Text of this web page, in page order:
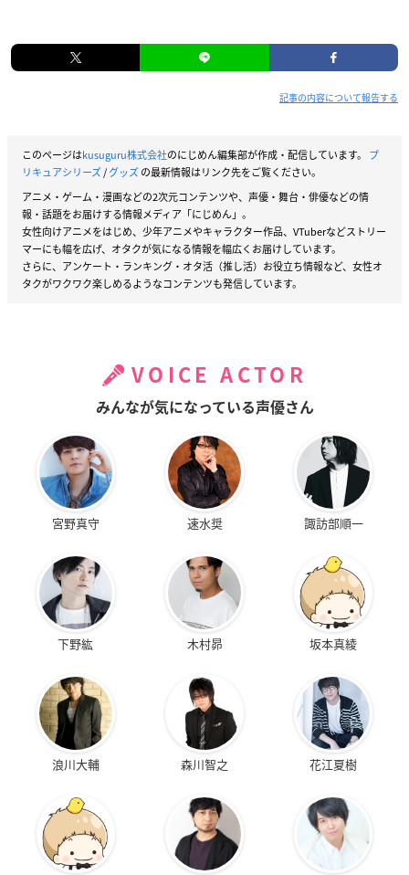
記事の内容について報告する
このページはkusuguru株式会社のにじめん編集部が作成・配信しています。 プ
リキュアシリーズ/グッズの最新情報はリンク先をご覧ください。
アニメ・ゲーム・漫画などの2次元コンテンツや、声優・舞台・俳優などの情
報・話題をお届けする情報メディア「にじめん」。
女性向けアニメをはじめ、少年アニメやキャラクター作品、VTuberなどストリー
マーにも幅を広げ、オタクが気になる情報を幅広くお届けしています。
さらに、アンケート・ランキング・オタ活（推し活）お役立ち情報など、女性オ
タクがワクワク楽しめるようなコンテンツも発信しています。
VOICE ACTOR
みんなが気になっている声優さん
宮野真守 速水奨 諏訪部順一
下野紘 木村昴 坂本真綾
浪川大輔 森川智之 花江夏樹